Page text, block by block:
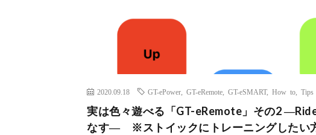
2020.09.18 GT-ePower GT-eRemote GT-eSMART, How to Tips
実は色々遊べる「GT-eRemote」その2
なす― ※ストイックにトレーニングしたい